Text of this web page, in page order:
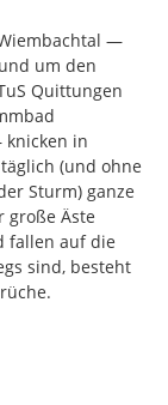
—
um den
Quittungen
in
(und ohne
Sturm) ganze
große Äste
fallen auf die
sind, besteht